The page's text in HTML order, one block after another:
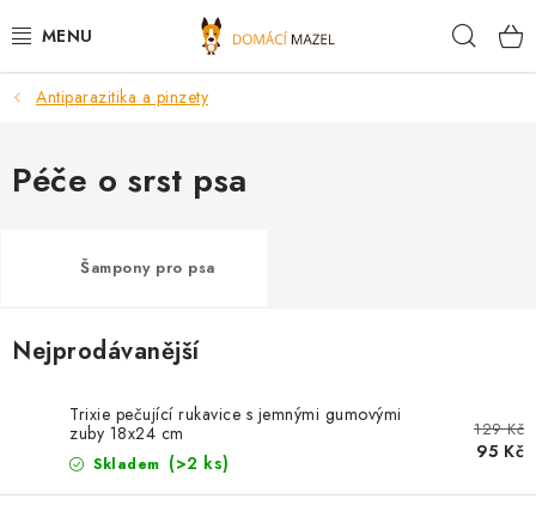
na
DOPORUČUJEME
VÝPRODEJ SKLADU
KONĚ
PRO CHOVATELE
NOVINKY
Antiparazitika a pinzety
Péče o srst psa
Šampony pro psa
Nejprodávanější
Trixie pečující rukavice s jemnými gumovými
zuby 18x24 cm
Skladem (>2 ks)
129 Kč
95 Kč